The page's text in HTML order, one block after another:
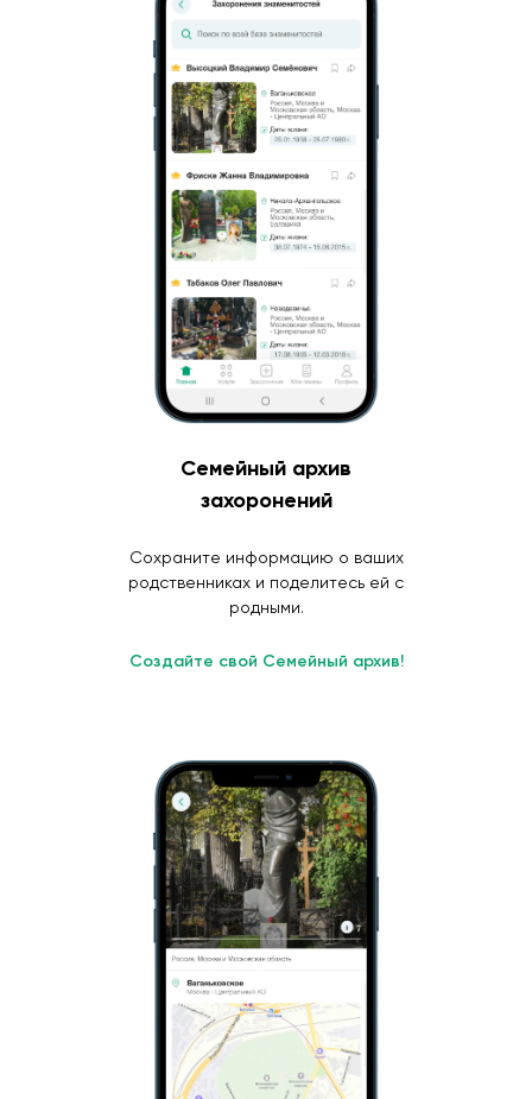
Семейный архив
захоронений
Сохраните информацию о ваших
родственниках и поделитесь ей с
родными.
Создайте свой Семейный архив!